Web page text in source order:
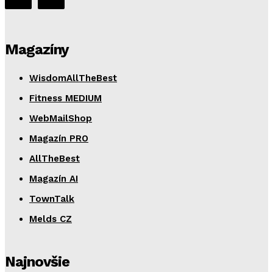
Magazíny
WisdomAllTheBest
Fitness MEDIUM
WebMailShop
Magazín PRO
AllTheBest
Magazín AI
TownTalk
Melds CZ
Najnovšie